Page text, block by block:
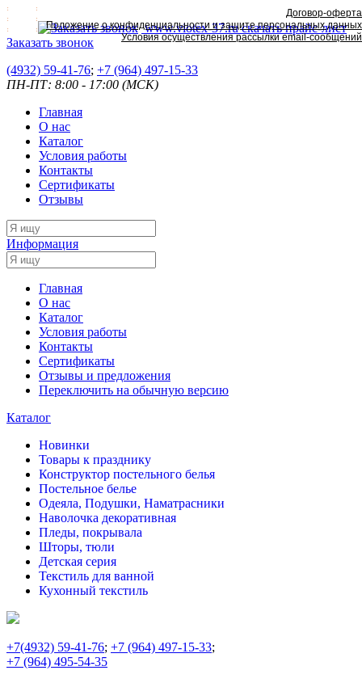
www.viotex-37.ruскачать прайс-лист
Заказать звонок
(4932) 59-41-76; +7 (964) 497-15-33
ПН-ПТ: 8:00 - 17:00 (МСК)
Главная
О нас
Каталог
Условия работы
Контакты
Сертификаты
Отзывы
Информация
Главная
О нас
Каталог
Условия работы
Контакты
Сертификаты
Отзывы и предложения
Переключить на обычную версию
Каталог
Новинки
Товары к празднику
Конструктор постельного белья
Постельное белье
Одеяла, Подушки, Наматрасники
Наволочка декоративная
Пледы, покрывала
Шторы, тюли
Детская серия
Текстиль для ванной
Кухонный текстиль
+7(4932) 59-41-76; +7 (964) 497-15-33;
+7 (964) 495-54-35
Договор-оферта
Положение о конфиденциальности и защите персональных данных
Условия осуществления рассылки email-сообщений